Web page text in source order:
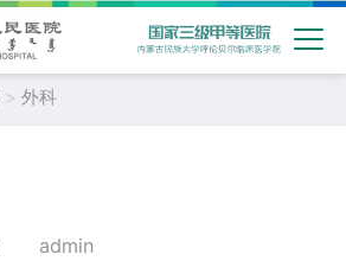
> 外科
admin